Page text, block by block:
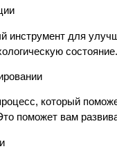
инструмент для
который
поможет вам